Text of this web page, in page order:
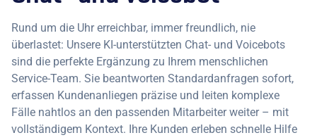
Rund um die Uhr erreichbar, immer freundlich, nie
überlastet: Unsere KI-unterstützten Chat- und Voicebots
sind die perfekte Ergänzung zu Ihrem menschlichen
Service-Team. Sie beantworten Standardanfragen sofort,
erfassen Kundenanliegen präzise und leiten komplexe
Fälle nahtlos an den passenden Mitarbeiter weiter – mit
vollständigem Kontext. Ihre Kunden erleben schnelle Hilfe